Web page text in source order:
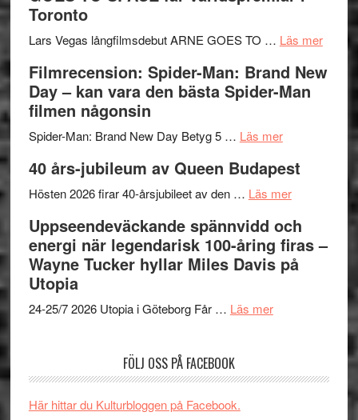
i
styra
Svärtan
välgjort
om
imponerande
unga
Toronto
Lars Vegas långfilmsdebut ARNE GOES TO … Läs merom
Vegas
Filmrecension: Spider-Man: Brand New
Day – kan vara den bästa Spider-Man
filmen någonsin
Spider-Man: Brand New Day Betyg 5 … Läs merom
Filmrecension:
Spider-
Man:
New
Day
–
Man
40 års-jubileum av Queen Budapest
Hösten 2026 firar 40-årsjubileet av den … Läs merom
års-
jubileum
av
Uppseendeväckande spännvidd och
energi när legendarisk 100-åring firas –
Wayne Tucker hyllar Miles Davis på
Utopia
24-25/7 2026 Utopia i Göteborg Får … Läs merom
energi
FÖLJ OSS PÅ FACEBOOK
Här hittar du Kulturbloggen på Facebook.